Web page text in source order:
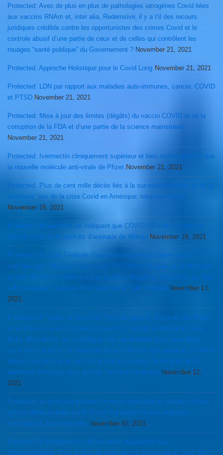
Protected: Avec de plus en plus de pathologies iatrogènes Covid liées
aux vaccins RNAm et, inter alia, Redemsivir, il y a t’il des recours
juridiques crédible contre les opportunistes des crimes Covid et le
controle abusif d’une partie de ceux et de celles qui contrôlent les
rouages “santé publique” du Governement ? November 21, 2021
Protected: Approche Holistique pour le Covid Long November 21, 2021
Protected: LDN par rapport aux maladies auto-immunes, cancer, COVID
et PTSD November 21, 2021
Protected: Mise à jour des limites (dégâts) du vaccin COVID et de la
corruption de la FDA et d’une partie de la science mainstream
November 21, 2021
Protected: Ivermectin cliniquement supérieur et bien moins onéreux que
la nouvelle molécule anti-virale de Pfizer November 21, 2021
Protected: Plus de cent mille décès liés à la sur-médicalisation et “drug
overdose” lors de la crise Covid en Amérique: nouveau record
November 19, 2021
Protected: Nouvelle étude indiquant que COVID 19 aurait sa source
dans le marché de produits d’animaux de Wuhan November 19, 2021
Protected: La Cour Fédérale d’appel américaine du 5ieme circuit
confirme que l’obligation vaccinale COVID fédérale pour les entreprises
de plus de 100 travailleurs est prima facie illégale et nécessite une “full
judicial review”: exégèse et le point sur le front juridique November 13,
2021
Protected: A l’instar de plusieurs Pays européens, plusieurs des Etats
américains les plus vaccinés cassent les records en infection Covid-
Delta. Meanwhile, un cardiologue très pro-industrie pharmaceutique
vient d’être nommé commissaire de la FDA alors que presque rien n’est
déclaré sur l’efficacité anti-Covid et anti-maladies chroniques de la
médecine holistique ainsi que de l’immunité naturelle November 12,
2021
Protected: Le point sur plusieurs immuno-modulateurs naturels et leur
actions thérapeutique sur le Covid et plusieurs autres maladies
chronique et auto-immunes.
November 10, 2021
Protected: L’antidepresseur fluvoxamine réduirait le taux
d’hospitalisation. Mais la Joie de vivre encore davantage et sans effets